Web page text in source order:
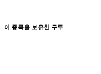
이 종목을 보유한 구루